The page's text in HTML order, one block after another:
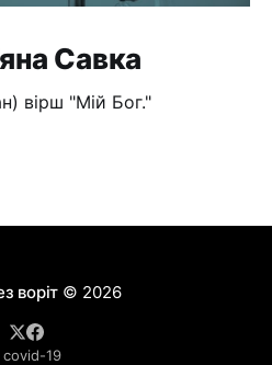
Савка
вірш "Мій Бог."
воріт © 2026
covid-19